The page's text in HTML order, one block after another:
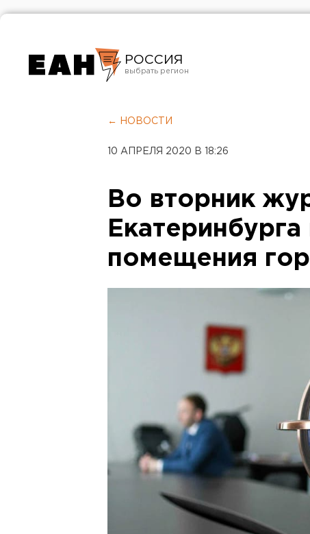
РОССИЯ
Челябинск
← НОВОСТИ
10 АПРЕЛЯ 2020 В 18:26
Во вторник
помещения